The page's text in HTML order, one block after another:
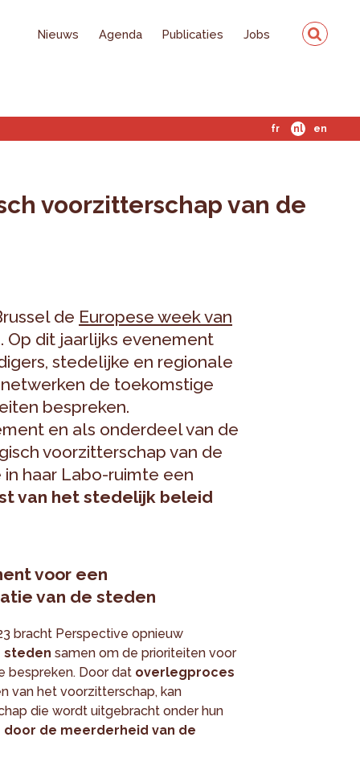
Nieuws Agenda Publicaties Jobs
fr nl en
voorzitterschap van de
de Europese week van
Op dit jaarlijks evenement
stedelijke en regionale
de toekomstige
bespreken.
en als onderdeel van de
voorzitterschap van de
haar Labo-ruimte een
van het stedelijk beleid
voor een
van de steden
bracht Perspective opnieuw
steden samen om de prioriteiten voor
bespreken. Door dat overlegproces
van het voorzitterschap, kan
die wordt uitgebracht onder hun
de meerderheid van de